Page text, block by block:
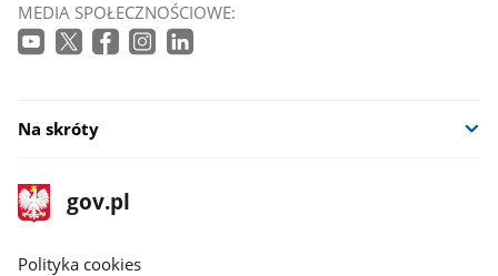
MEDIA SPOŁECZNOŚCIOWE:
Na skróty
stopka
gov.pl
Strona
gov.pl
gov.pl
Polityka cookies